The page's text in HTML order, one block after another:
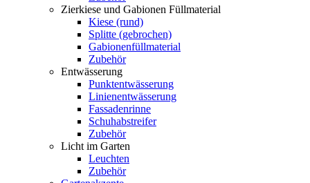
Zierkiese und Gabionen Füllmaterial
Kiese (rund)
Splitte (gebrochen)
Gabionenfüllmaterial
Zubehör
Entwässerung
Punktentwässerung
Linienentwässerung
Fassadenrinne
Schuhabstreifer
Zubehör
Licht im Garten
Leuchten
Zubehör